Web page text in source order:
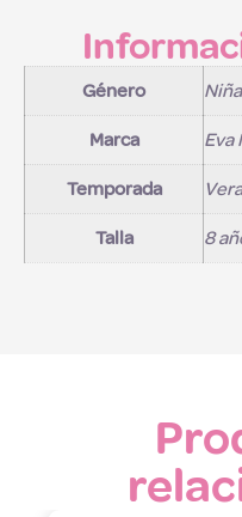
Género Niña
Marca Eva
Temporada
Talla 8